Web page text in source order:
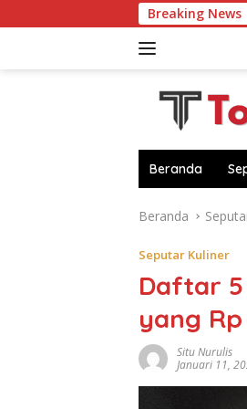
ke
Breaking News
RM Pagi-Sore Di Gang
Beranda
Beranda
Seputar Kuliner
Daftar 5
yang
Situ Nurulis
Januari 11,